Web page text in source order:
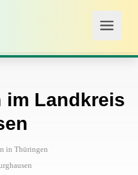
im Landkreis
in Thüringen